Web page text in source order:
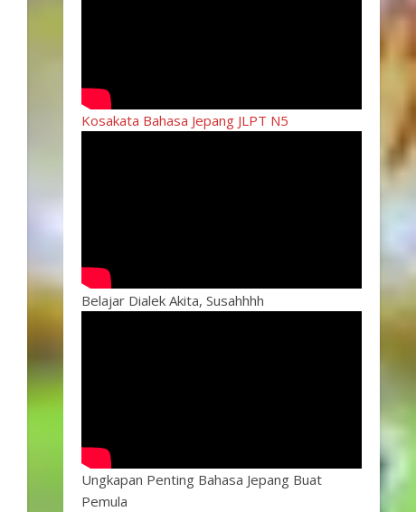
Kosakata Bahasa Jepang JLPT N5
Belajar Dialek Akita, Susahhhh
Ungkapan Penting Bahasa Jepang Buat
Pemula